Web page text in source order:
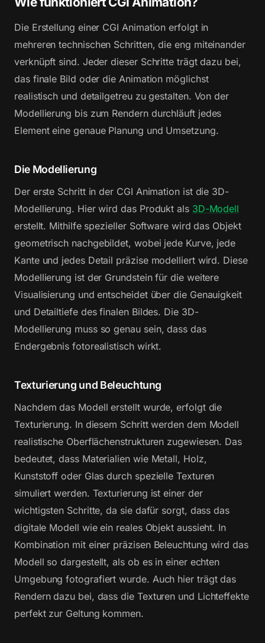
Die Erstellung einer CGI Animation erfolgt in
mehreren technischen Schritten, die eng miteinander
verknüpft sind. Jeder dieser Schritte trägt dazu bei,
das finale Bild oder die Animation möglichst
realistisch und detailgetreu zu gestalten. Von der
Modellierung bis zum Rendern durchläuft jedes
Element eine genaue Planung und Umsetzung.
Die Modellierung
Der erste Schritt in der CGI Animation ist die 3D-
Modellierung. Hier wird das Produkt als 3D-Modell
erstellt. Mithilfe spezieller Software wird das Objekt
geometrisch nachgebildet, wobei jede Kurve, jede
Kante und jedes Detail präzise modelliert wird. Diese
Modellierung ist der Grundstein für die weitere
Visualisierung und entscheidet über die Genauigkeit
und Detailtiefe des finalen Bildes. Die 3D-
Modellierung muss so genau sein, dass das
Endergebnis fotorealistisch wirkt.
Texturierung und Beleuchtung
Nachdem das Modell erstellt wurde, erfolgt die
Texturierung. In diesem Schritt werden dem Modell
realistische Oberflächenstrukturen zugewiesen. Das
bedeutet, dass Materialien wie Metall, Holz,
Kunststoff oder Glas durch spezielle Texturen
simuliert werden. Texturierung ist einer der
wichtigsten Schritte, da sie dafür sorgt, dass das
digitale Modell wie ein reales Objekt aussieht. In
Kombination mit einer präzisen Beleuchtung wird das
Modell so dargestellt, als ob es in einer echten
Umgebung fotografiert wurde. Auch hier trägt das
Rendern dazu bei, dass die Texturen und Lichteffekte
perfekt zur Geltung kommen.